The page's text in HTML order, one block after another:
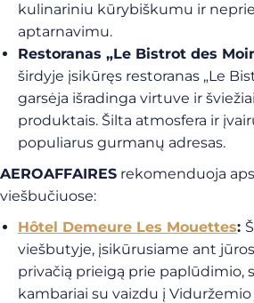
kulinariniu kūrybiškumu ir
aptarnavimu.
Restoranas „Le Bistrot des
širdyje įsikūręs restoranas „Le
garsėja išradinga virtuve ir
produktais. Šilta atmosfera ir
populiarus gurmanų adresas.
AEROAFFAIRES rekomenduoja
viešbučiuose:
Hôtel Demeure Les Mouettes:
viešbutyje, įsikūrusiame ant
privačią prieigą prie paplūdimio,
kambariai su vaizdu į Viduržemio